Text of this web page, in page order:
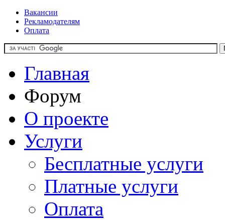
Вакансии
Рекламодателям
Оплата
Главная
Форум
О проекте
Услуги
Бесплатные услуги
Платные услуги
Оплата